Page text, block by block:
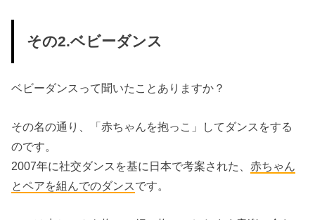
その2.ベビーダンス
ベビーダンスって聞いたことありますか？
その名の通り、「赤ちゃんを抱っこ」してダンスをする
のです。
2007年に社交ダンスを基に日本で考案された、赤ちゃん
とペアを組んでのダンス です。